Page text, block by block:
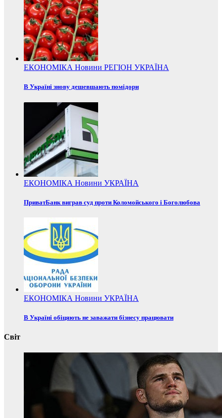
ЕКОНОМІКА Новини РЕГІОН УКРАЇНА
В Україні знову дешевшають помідори
ЕКОНОМІКА Новини УКРАЇНА
ПриватБанк виграв суд проти Коломойського і Боголюбова
ЕКОНОМІКА Новини УКРАЇНА
В Україні обіцяють не заважати бізнесу працювати
Світ